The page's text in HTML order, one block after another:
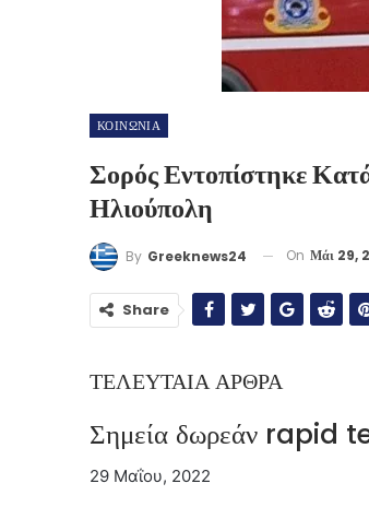
ΚΟΙΝΩΝΙΑ
Σορός Εντοπίστηκε
Ηλιούπολη
By Greeknews24 On Μάι 29,
Share
ΤΕΛΕΥΤΑΙΑ ΑΡΘΡΑ
Σημεία δωρεάν rapid
29 Μαΐου, 2022